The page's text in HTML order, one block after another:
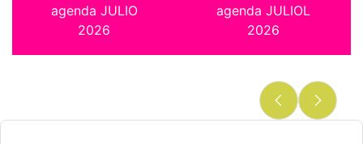
agenda JULIO
2026
agenda JULIOL
2026